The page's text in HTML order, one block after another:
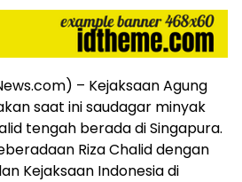
– Kejaksaan Agung
saat ini saudagar minyak
tengah berada di Singapura.
Riza Chalid dengan
Kejaksaan Indonesia di